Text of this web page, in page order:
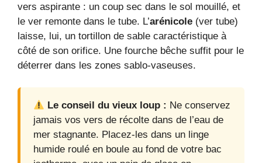
vers aspirante : un coup sec dans le sol mouillé, et
le ver remonte dans le tube. L’arénicole (ver tube)
laisse, lui, un tortillon de sable caractéristique à
côté de son orifice. Une fourche bêche suffit pour le
déterrer dans les zones sablo-vaseuses.
Le conseil du vieux loup : Ne conservez
jamais vos vers de récolte dans de l’eau de
mer stagnante. Placez-les dans un linge
humide roulé en boule au fond de votre bac